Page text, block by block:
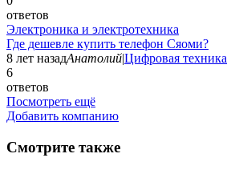
ответов
Электроника и электротехника
Где дешевле купить телефон Сяоми?
8 лет назадАнатолий|Цифровая техника
6
ответов
Посмотреть ещё
Добавить компанию
Смотрите также